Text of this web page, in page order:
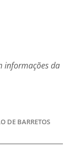
informações da
DE BARRETOS